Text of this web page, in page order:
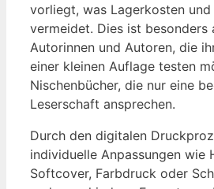
vorliegt, was Lagerkosten
vermeidet. Dies ist
Autorinnen und ⁢Autoren, die‌
einer kleinen Auflage testen
Nischenbücher, die nur eine
Leserschaft ansprechen.
Durch den digitalen
individuelle​ Anpassungen wie‌
Softcover, Farbdruck oder